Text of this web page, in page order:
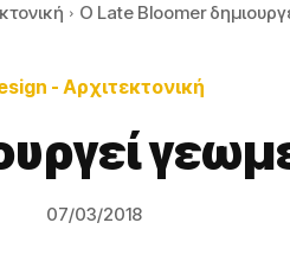
Ο Late Bloomer
- Αρχιτεκτονική
07/03/2018